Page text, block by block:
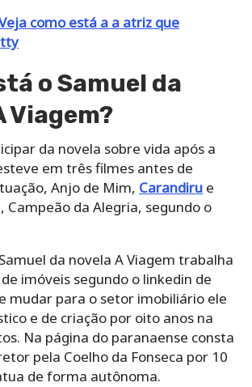
como está a a atriz que
o Samuel da
Viagem?
da novela sobre vida após a
em três filmes antes de
Anjo de Mim, Carandiru e
Campeão da Alegria, segundo o
da novela A Viagem trabalha
imóveis segundo o linkedin de
mudar para o setor imobiliário ele
e de criação por oito anos na
Na página do paranaense consta
pela Coelho da Fonseca por 10
de forma autônoma.